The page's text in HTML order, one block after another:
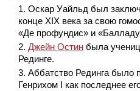
Оскар Уайльд был
конце XIX века за свою
«Де профундис» и
Джейн Остин была
Рединге.
Аббатство Рединга было
Генрихом I как последнее